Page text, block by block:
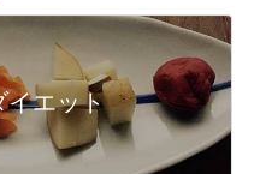
エット